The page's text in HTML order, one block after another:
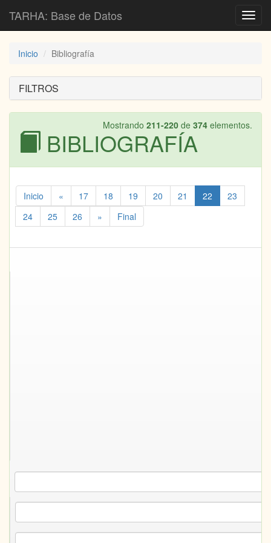
TARHA: Base de Datos
Inicio Bibliografía
FILTROS
Mostrando 211-220 de 374 elementos.
BIBLIOGRAFÍA
Inicio « 17 18 19 20 21 22
23
24
25 26 » Final